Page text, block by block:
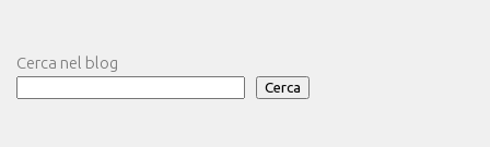
Cerca nel blog
Cerca